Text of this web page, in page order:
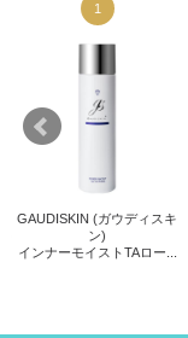
1
GAUDISKIN (ガウディスキ
ン)
インナーモイストTAロー...